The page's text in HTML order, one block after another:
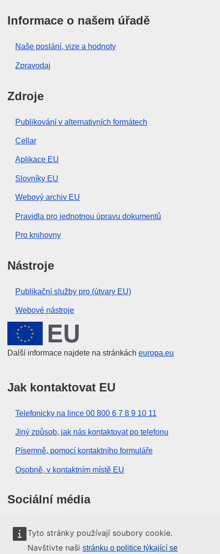
Tyto stránky používají soubory cookie.
Navštivte naši stránku o politice týkající se
Informace o našem úřadě
Naše poslání, vize a hodnoty
Zpravodaj
Zdroje
Publikování v alternativních formátech
Cellar
Aplikace EU
Slovníky EU
Webový archiv EU
Pravidla pro jednotnou úpravu dokumentů
Pro knihovny
Nástroje
Publikační služby pro (útvary EU)
Webové nástroje
Evropská unie
Další informace najdete na stránkách europa.eu
Jak kontaktovat EU
Telefonicky na lince 00 800 6 7 8 9 10 11
Jiný způsob, jak nás kontaktovat po telefonu
Písemně, pomocí kontaktního formuláře
Osobně, v kontaktním místě EU
Sociální média
Vyhledávání informačních kanálů EU v sociálních
médiích